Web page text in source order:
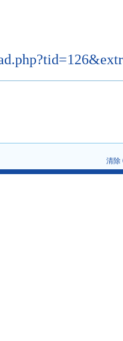
清除